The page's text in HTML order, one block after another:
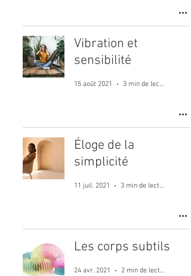
Vibration et
sensibilité
15 août 2021 3 min de lecture
Éloge de la
simplicité
11 juil. 2021 3 min de lecture
Les corps subtils
24 avr. 2021 2 min de lecture